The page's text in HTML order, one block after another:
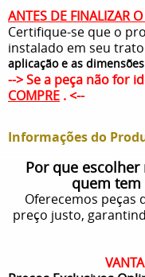
ANTES DE FINALIZAR
Certifique-se que o
instalado em seu
aplicação e as
--> Se a peça não for
COMPRE . <--
Informações do
Por que escolher
quem tem
Oferecemos peças
preço justo,